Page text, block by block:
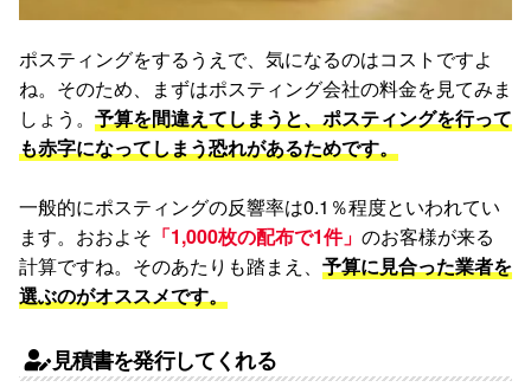
ポスティングをするうえで、気になるのはコストですよ
ね。そのため、まずはポスティング会社の料金を見てみま
しょう。 予算を間違えてしまうと、ポスティングを行って
も赤字になってしまう恐れがあるためです。
一般的にポスティングの反響率は0.1％程度といわれてい
ます。おおよそ 「1,000枚の配布で1件」 のお客様が来る
計算ですね。そのあたりも踏まえ、 予算に見合った業者を
選ぶのがオススメです。
見積書を発行してくれる